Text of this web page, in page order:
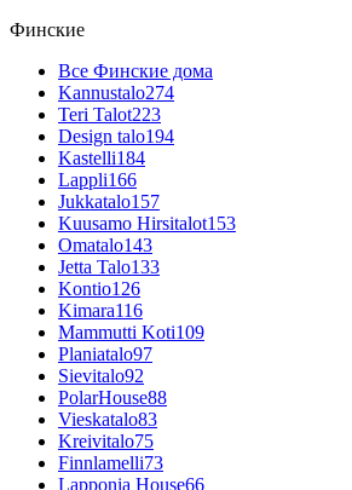
Финские
Все Финские дома
Kannustalo274
Teri Talot223
Design talo194
Kastelli184
Lappli166
Jukkatalo157
Kuusamo Hirsitalot153
Omatalo143
Jetta Talo133
Kontio126
Kimara116
Mammutti Koti109
Planiatalo97
Sievitalo92
PolarHouse88
Vieskatalo83
Kreivitalo75
Finnlamelli73
Lapponia House66